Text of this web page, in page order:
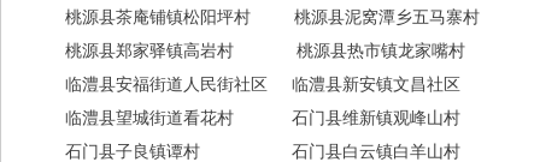
桃源县茶庵铺镇松阳坪村 桃源县泥窝潭乡五马寨村
桃源县郑家驿镇高岩村 桃源县热市镇龙家嘴村
临澧县安福街道人民街社区 临澧县新安镇文昌社区
临澧县望城街道看花村 石门县维新镇观峰山村
石门县子良镇谭村 石门县白云镇白羊山村